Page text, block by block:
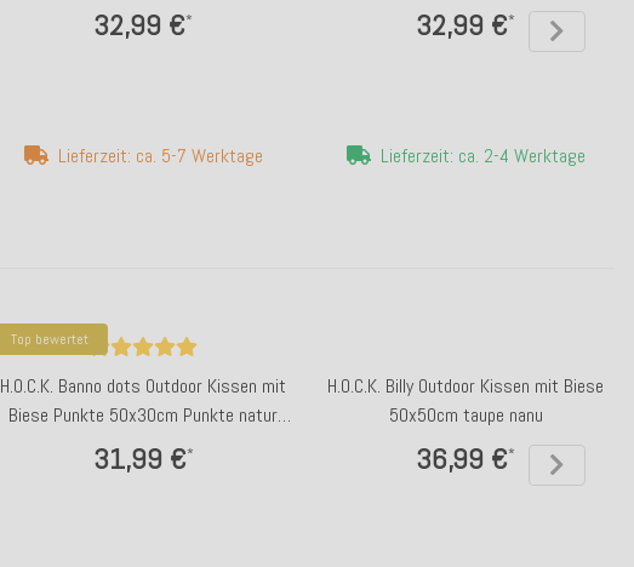
32,99 €*
Lieferzeit: ca. 5-7 Werktage
32,99 €*
Lieferzeit: ca. 2-4 Werktage
Top bewertet
H.O.C.K. Banno dots Outdoor Kissen mit
Biese Punkte 50x30cm Punkte natur
nanu
31,99 €*
H.O.C.K. Billy Outdoor Kissen mit Biese
50x50cm taupe nanu
36,99 €*